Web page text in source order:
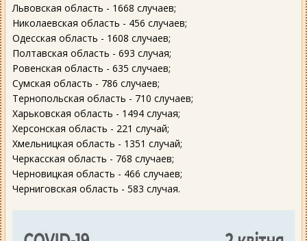
Львовская область - 1668 случаев;
Николаевская область - 456 случаев;
Одесская область - 1608 случаев;
Полтавская область - 693 случая;
Ровенская область - 635 случаев;
Сумская область - 786 случаев;
Тернопольская область - 710 случаев;
Харьковская область - 1494 случая;
Херсонская область - 221 случай;
Хмельницкая область - 1351 случай;
Черкасская область - 768 случаев;
Черновицкая область - 466 случаев;
Черниговская область - 583 случая.